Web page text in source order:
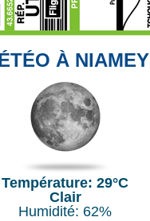
À NIAMEY
Température: 29°C
Clair
Humidité: 62%